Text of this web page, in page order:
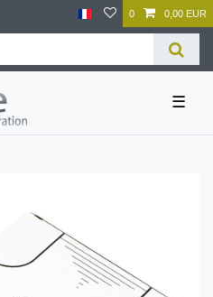
0 0,00 EUR
☰